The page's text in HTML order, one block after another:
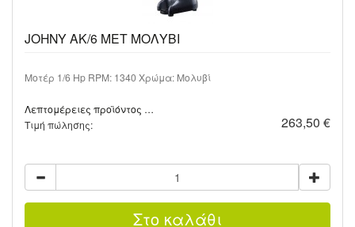
JOHNY AK/6 MET ΜΟΛΥΒΙ
Μοτέρ 1/6 Hp RPM: 1340 Χρώμα: Μολυβί
Λεπτομέρειες προϊόντος …
Τιμή πώλησης:
263,50 €